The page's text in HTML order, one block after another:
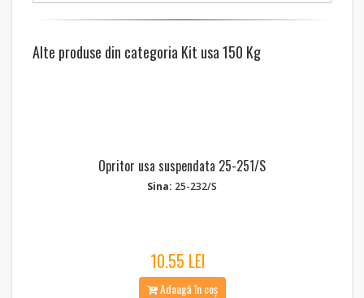
Alte produse din categoria Kit usa 150 Kg
Opritor usa suspendata 25-251/S
Sina: 25-232/S
10.55 LEI
Adaugă în coș